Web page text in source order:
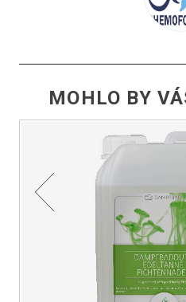
MOHLO BY